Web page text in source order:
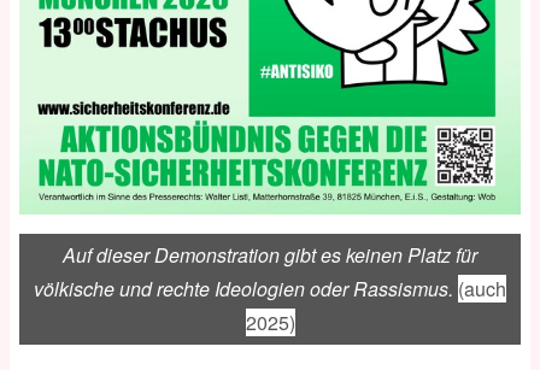
Auf dieser Demonstration gibt es keinen Platz für
völkische und rechte Ideologien oder Rassismus. (auch
2025)